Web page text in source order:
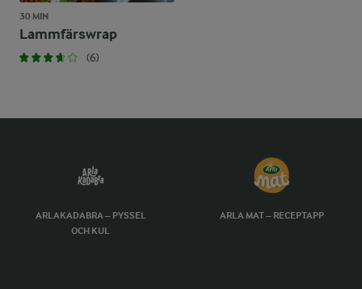
30 MIN
Lammfärswrap
(6)
ARLAKADABRA – PYSSEL
OCH KUL
ARLA MAT – RECEPTAPP